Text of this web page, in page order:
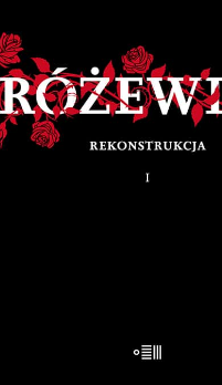
E-BOOK DO KOSZYKA
RÓŻEWICZ.
(tom 1)
Na pytanie: „Kim jesteś?”,
Różewicz odpowiedział
mnie uważnie czyta, ten